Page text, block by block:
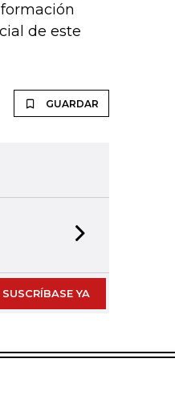
de este
GUARDAR
SUSCRÍBASE YA